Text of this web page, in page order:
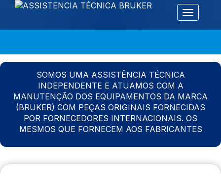
Alternar
SOMOS UMA ASSISTÊNCIA TÉCNICA
INDEPENDENTE E ATUAMOS COM A
MANUTENÇÃO DOS EQUIPAMENTOS DA MARCA
(BRUKER) COM PEÇAS ORIGINAIS FORNECIDAS
POR FORNECEDORES INTERNACIONAIS. OS
MESMOS QUE FORNECEM AOS FABRICANTES